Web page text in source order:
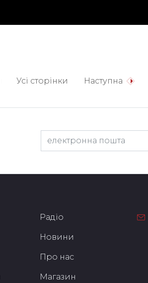
Усі сторінки Наступна
Радіо
Новини
Про нас
Магазин